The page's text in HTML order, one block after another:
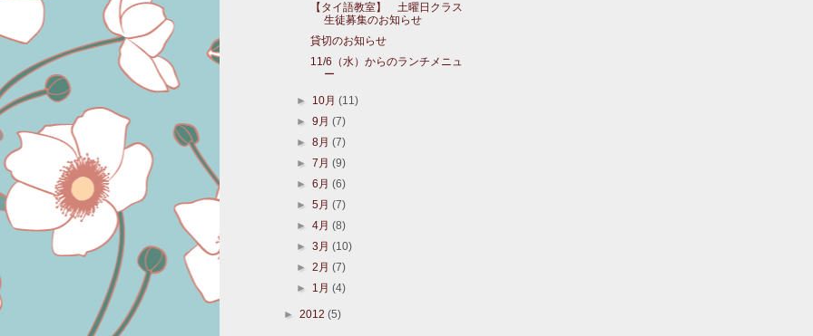
【タイ語教室】 土曜日クラス
生徒募集のお知らせ
貸切のお知らせ
11/6（水）からのランチメニュ
ー
► 10月(11)
►9月(7)
►8月(7)
►7月(9)
►6月(6)
►5月(7)
►4月(8)
►3月(10)
►2月(7)
► 1月(4)
► 2012 (5)